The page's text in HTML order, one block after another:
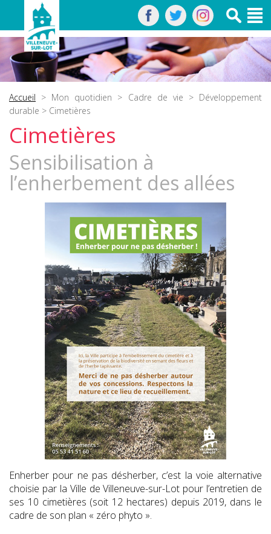
Accueil > Mon quotidien > Cadre de vie > Développement
durable > Cimetières
Cimetières
Sensibilisation à
l’enherbement des allées
Enherber pour ne pas désherber, c’est la voie alternative
choisie par la Ville de Villeneuve-sur-Lot pour l’entretien de
ses 10 cimetières (soit 12 hectares) depuis 2019, dans le
cadre de son plan « zéro phyto ».